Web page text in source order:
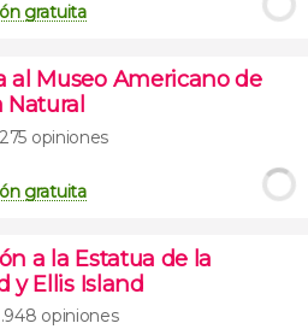
gratuita
al Museo Americano de
Natural
275 opiniones
gratuita
a la Estatua de la
y Ellis Island
opiniones